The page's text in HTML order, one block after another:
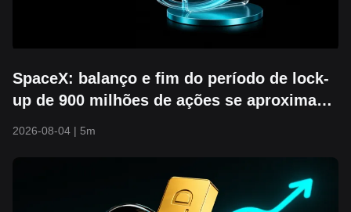
SpaceX: balanço e fim do período de lock-
up de 900 milhões de ações se aproximam.
2026-08-04 | 5m